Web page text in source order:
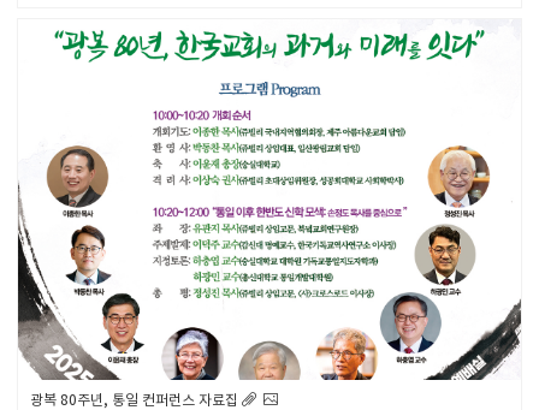
광복 80주년, 통일 컨퍼런스 자료집